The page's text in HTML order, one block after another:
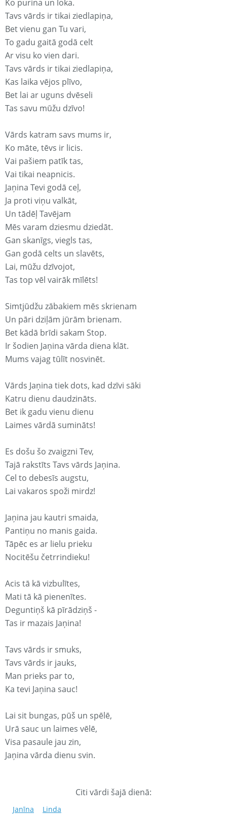
Ko purina un loka.
Tavs vārds ir tikai ziedlapiņa,
Bet vienu gan Tu vari,
To gadu gaitā godā celt
Ar visu ko vien dari.
Tavs vārds ir tikai ziedlapiņa,
Kas laika vējos plīvo,
Bet lai ar uguns dvēseli
Tas savu mūžu dzīvo!
Vārds katram savs mums ir,
Ko māte, tēvs ir licis.
Vai pašiem patīk tas,
Vai tikai neapnicis.
Jaņina Tevi godā ceļ,
Ja proti viņu valkāt,
Un tādēļ Tavējam
Mēs varam dziesmu dziedāt.
Gan skanīgs, viegls tas,
Gan godā celts un slavēts,
Lai, mūžu dzīvojot,
Tas top vēl vairāk mīlēts!
Simtjūdžu zābakiem mēs skrienam
Un pāri dziļām jūrām brienam.
Bet kādā brīdi sakam Stop.
Ir šodien Jaņina vārda diena klāt.
Mums vajag tūlīt nosvinēt.
Vārds Jaņina tiek dots, kad dzīvi sāki
Katru dienu daudzināts.
Bet ik gadu vienu dienu
Laimes vārdā sumināts!
Es došu šo zvaigzni Tev,
Tajā rakstīts Tavs vārds Jaņina.
Cel to debesīs augstu,
Lai vakaros spoži mirdz!
Jaņina jau kautri smaida,
Pantiņu no manis gaida.
Tāpēc es ar lielu prieku
Nocitēšu četrrindieku!
Acis tā kā vizbulītes,
Mati tā kā pienenītes.
Deguntiņš kā pīrādziņš -
Tas ir mazais Jaņina!
Tavs vārds ir smuks,
Tavs vārds ir jauks,
Man prieks par to,
Ka tevi Jaņina sauc!
Lai sit bungas, pūš un spēlē,
Urā sauc un laimes vēlē,
Visa pasaule jau zin,
Jaņina vārda dienu svin.
Citi vārdi šajā dienā:
Janīna Linda